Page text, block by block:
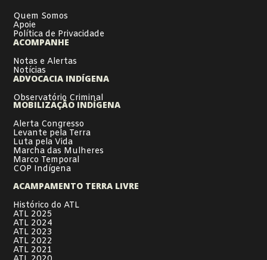
Quem Somos
Apoie
Política de Privacidade
ACOMPANHE
Notas e Alertas
Notícias
ADVOCACIA INDÍGENA
Observatório Criminal
MOBILIZAÇÃO INDÍGENA
Alerta Congresso
Levante pela Terra
Luta pela Vida
Marcha das Mulheres
Marco Temporal
COP Indígena
ACAMPAMENTO TERRA LIVRE
Histórico do ATL
ATL 2025
ATL 2024
ATL 2023
ATL 2022
ATL 2021